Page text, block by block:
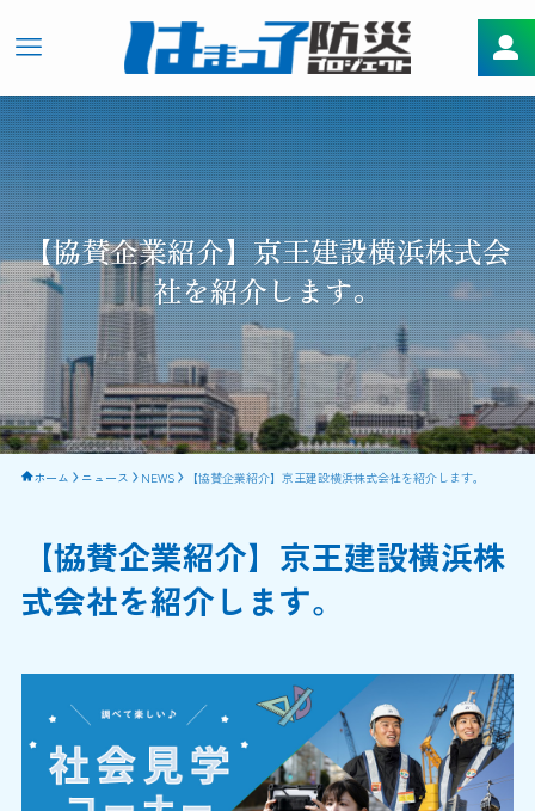
【協賛企業紹介】京王建設横浜株式会
社を紹介します。
ホーム ニュース NEWS 【協賛企業紹介】京王建設横浜株式会社を紹介します。
【協賛企業紹介】京王建設横浜株
式会社を紹介します。